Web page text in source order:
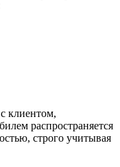
клиентом,
распространяется
строго учитывая